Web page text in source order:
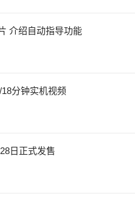
介绍自动指导功能
18分钟实机视频
日正式发售